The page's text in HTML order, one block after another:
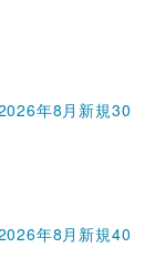
年8月新規30
年8月新規40